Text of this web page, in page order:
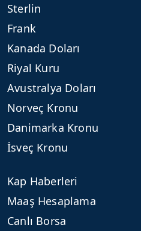
Sterlin
Frank
Kanada Doları
Riyal Kuru
Avustralya Doları
Norveç Kronu
Danimarka Kronu
İsveç Kronu
Kap Haberleri
Maaş Hesaplama
Canlı Borsa